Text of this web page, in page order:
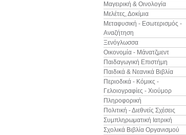
Μαγειρική & Οινολογία
Μελέτες, Δοκίμια
Μεταφυσική - Εσωτερισμός -
Αναζήτηση
Ξενόγλωσσα
Οικονομία - Μάνατζμεντ
Παιδαγωγική Επιστήμη
Παιδικά & Νεανικά Βιβλία
Περιοδικά - Κόμικς -
Γελοιογραφίες - Χιούμορ
Πληροφορική
Πολιτική - Διεθνείς Σχέσεις
Συμπληρωματική Ιατρική
Σχολικά Βιβλία Οργανισμού